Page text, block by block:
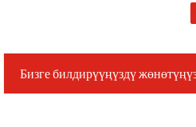
Бизге билдирүүңүздү